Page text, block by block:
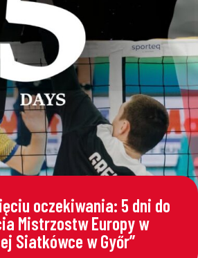
oczekiwania: 5 dni do
Mistrzostw Europy w
Siatkówce w Győr”